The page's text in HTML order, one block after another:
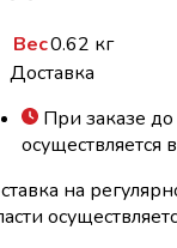
Вес0.62 кг
Доставка
При заказе
осуществляется
на